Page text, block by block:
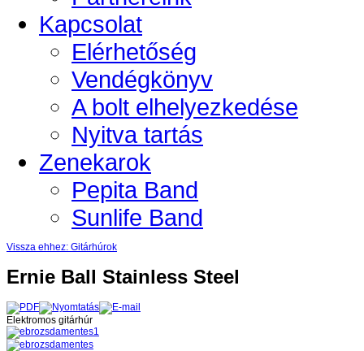
Kapcsolat
Elérhetőség
Vendégkönyv
A bolt elhelyezkedése
Nyitva tartás
Zenekarok
Pepita Band
Sunlife Band
Vissza ehhez: Gitárhúrok
Ernie Ball Stainless Steel
Elektromos gitárhúr